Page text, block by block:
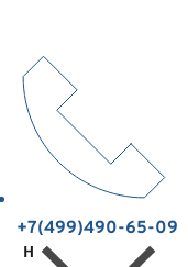
+7(499)490-65-09
Н